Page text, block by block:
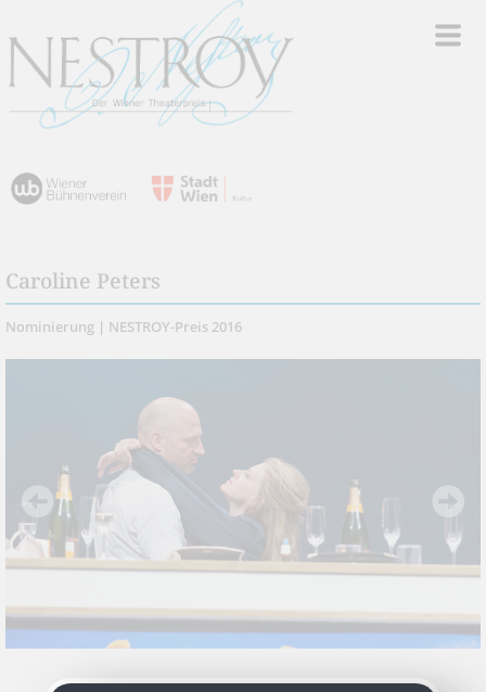
Caroline Peters
Nominierung | NESTROY-Preis 2016